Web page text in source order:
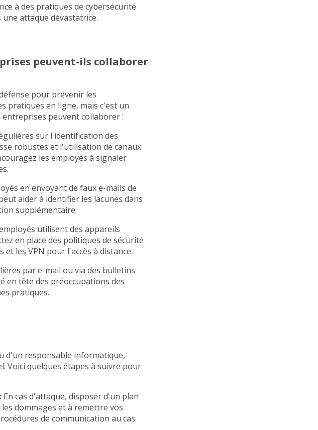
à des pratiques de cybersécurité
attaque dévastatrice.
peuvent-ils collaborer
pour prévenir les
pratiques en ligne, mais c'est un
peuvent collaborer :
sur l'identification des
robustes et l'utilisation de canaux
les employés à signaler
en envoyant de faux e-mails de
aider à identifier les lacunes dans
supplémentaire.
utilisent des appareils
en place des politiques de sécurité
les VPN pour l'accès à distance.
par e-mail ou via des bulletins
en tête des préoccupations des
pratiques.
d'un responsable informatique,
Voici quelques étapes à suivre pour
En cas d'attaque, disposer d'un plan
dommages et à remettre vos
de communication au cas